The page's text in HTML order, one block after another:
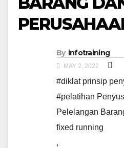
By infotraining
MAY 2, 2022
#diklat prinsip
#pelatihan
Pelelangan
fixed running
,